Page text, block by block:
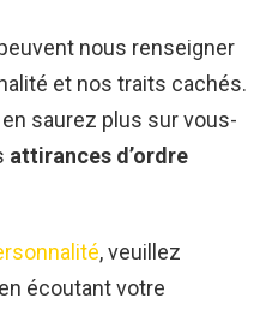
nous renseigner
et nos traits cachés.
en saurez plus sur vous-
attirances d’ordre
, veuillez
écoutant votre